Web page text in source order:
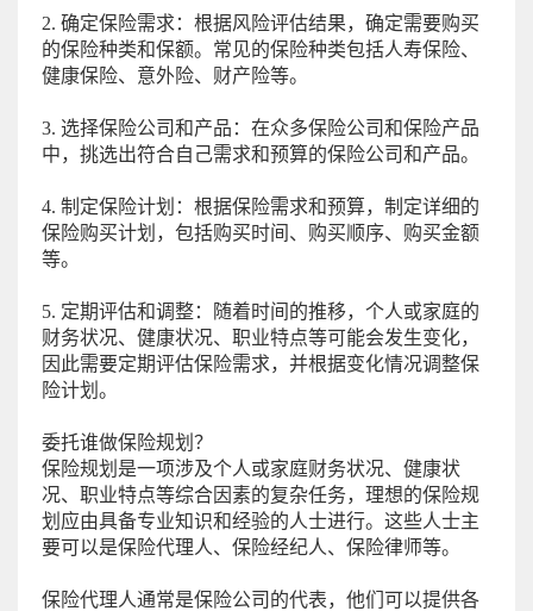
2. 确定保险需求：根据风险评估结果，确定需要购买
的保险种类和保额。常见的保险种类包括人寿保险、
健康保险、意外险、财产险等。
3. 选择保险公司和产品：在众多保险公司和保险产品
中，挑选出符合自己需求和预算的保险公司和产品。
4. 制定保险计划：根据保险需求和预算，制定详细的
保险购买计划，包括购买时间、购买顺序、购买金额
等。
5. 定期评估和调整：随着时间的推移，个人或家庭的
财务状况、健康状况、职业特点等可能会发生变化，
因此需要定期评估保险需求，并根据变化情况调整保
险计划。
委托谁做保险规划？
保险规划是一项涉及个人或家庭财务状况、健康状
况、职业特点等综合因素的复杂任务，理想的保险规
划应由具备专业知识和经验的人士进行。这些人士主
要可以是保险代理人、保险经纪人、保险律师等。
保险代理人通常是保险公司的代表，他们可以提供各